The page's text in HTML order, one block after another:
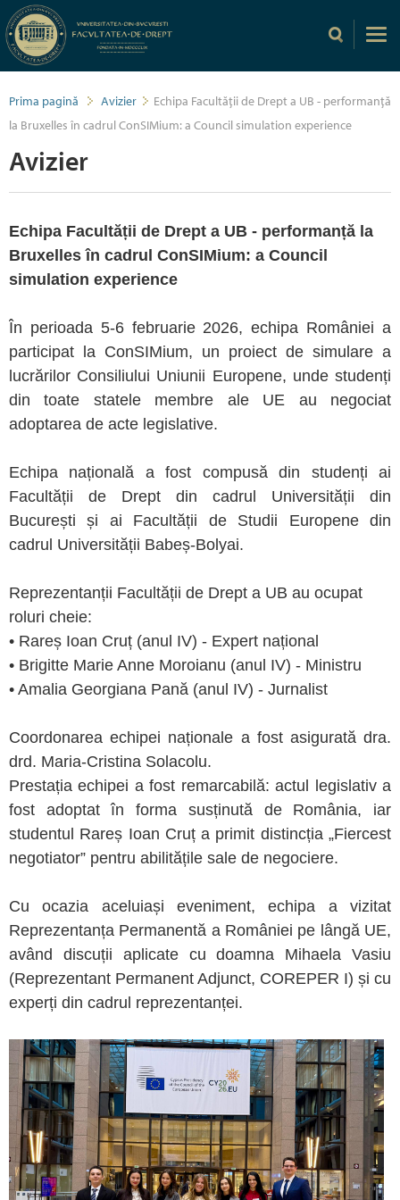
Prima pagină Avizier
Echipa Facultății de Drept a UB - performanță
la Bruxelles în cadrul ConSIMium: a Council simulation experience
Avizier
Echipa Facultății de Drept a UB - performanță la
Bruxelles în cadrul ConSIMium: a Council
simulation experience
În perioada 5-6 februarie 2026, echipa României a
participat la ConSIMium, un proiect de simulare a
lucrărilor Consiliului Uniunii Europene, unde studenți
din toate statele membre ale UE au negociat
adoptarea de acte legislative.
Echipa națională a fost compusă din studenți ai
Facultății de Drept din cadrul Universității din
București și ai Facultății de Studii Europene din
cadrul Universității Babeș-Bolyai.
Reprezentanții Facultății de Drept a UB au ocupat
roluri cheie:
• Rareș Ioan Cruț (anul IV) - Expert național
• Brigitte Marie Anne Moroianu (anul IV) - Ministru
• Amalia Georgiana Pană (anul IV) - Jurnalist
Coordonarea echipei naționale a fost asigurată dra.
drd. Maria-Cristina Solacolu.
Prestația echipei a fost remarcabilă: actul legislativ a
fost adoptat în forma susținută de România, iar
studentul Rareș Ioan Cruț a primit distincția „Fiercest
negotiator” pentru abilitățile sale de negociere.
Cu ocazia aceluiași eveniment, echipa a vizitat
Reprezentanța Permanentă a României pe lângă UE,
având discuții aplicate cu doamna Mihaela Vasiu
(Reprezentant Permanent Adjunct, COREPER I) și cu
experți din cadrul reprezentanței.